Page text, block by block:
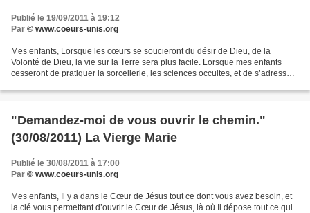
Publié le 19/09/2011 à 19:12
Par © www.coeurs-unis.org
Mes enfants, Lorsque les cœurs se soucieront du désir de Dieu, de la
Volonté de Dieu, la vie sur la Terre sera plus facile. Lorsque mes enfants
cesseront de pratiquer la sorcellerie, les sciences occultes, et de s’adresser
"Demandez-moi de vous ouvrir le chemin."
(30/08/2011) La Vierge Marie
Publié le 30/08/2011 à 17:00
Par © www.coeurs-unis.org
Mes enfants, Il y a dans le Cœur de Jésus tout ce dont vous avez besoin, et
la clé vous permettant d’ouvrir le Cœur de Jésus, là où Il dépose tout ce qui